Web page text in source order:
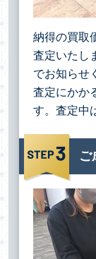
納得の買取
査定いたし
でお知らせ
査定にかか
す。査定中
ご